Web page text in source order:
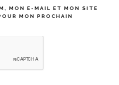
MON E-MAIL ET MON SITE
MON PROCHAIN